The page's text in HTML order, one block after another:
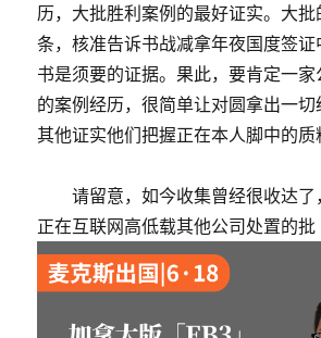
历，大批胜利案例的最好证实。大
条，核准告诉书战减拿年夜国度签
书是须要的证据。果此，要肯定一
的案例经历，很简单让对圆拿出一
其他证实他们把握正在本人脚中的质
请留意，如今收集曾经很收达了
正在互联网高低载其他公司处置的批